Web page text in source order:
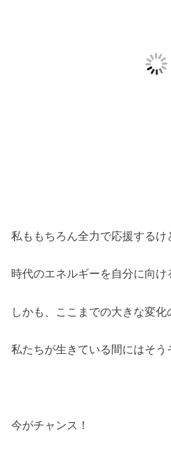
私ももちろん全力で応援するけ
時代のエネルギーを自分に向け
しかも、ここまでの大きな変化
私たちが生きている間にはそう
今がチャンス！